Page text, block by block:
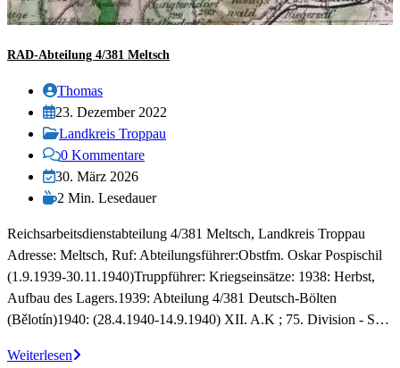
RAD-Abteilung 4/381 Meltsch
Beitrags-
Autor:
Thomas
Beitrag
veröffentlicht:
23. Dezember 2022
Beitrags-
Kategorie:
Landkreis Troppau
Beitrags-
Kommentare:
0 Kommentare
Beitrag
zuletzt
am:
30. März 2026
Lesedauer:
2 Min. Lesedauer
Reichsarbeitsdienstabteilung 4/381 Meltsch, Landkreis Troppau
Adresse: Meltsch, Ruf: Abteilungsführer:Obstfm. Oskar Pospischil
(1.9.1939-30.11.1940)Truppführer: Kriegseinsätze: 1938: Herbst,
Aufbau des Lagers.1939: Abteilung 4/381 Deutsch-Bölten
(Bělotín)1940: (28.4.1940-14.9.1940) XII. A.K ; 75. Division - S…
WeiterlesenRAD-